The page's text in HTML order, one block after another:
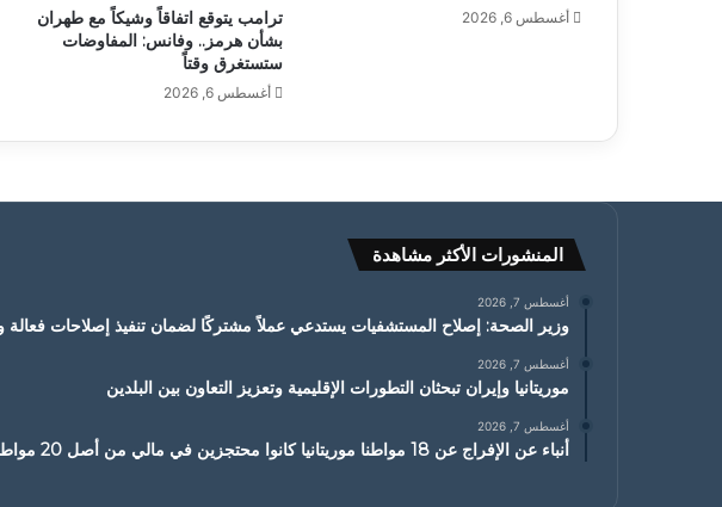
أغسطس 6, 2026
ترامب يتوقع اتفاقاً وشيكاً مع طهران
بشأن هرمز.. وفانس: المفاوضات
ستستغرق وقتاً
أغسطس 6, 2026
المنشورات الأكثر مشاهدة
أغسطس 7, 2026
وزير الصحة: إصلاح المستشفيات يستدعي عملاً مشتركًا لضمان تنفيذ إصلاحات فعالة
أغسطس 7, 2026
موريتانيا وإيران تبحثان التطورات الإقليمية وتعزيز التعاون بين البلدين
أغسطس 7, 2026
أنباء عن الإفراج عن 18 مواطنا موريتانيا كانوا محتجزين في مالي من أصل 20 مواطنا